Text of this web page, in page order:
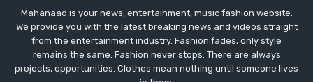
Mahanaad is your news, entertainment, music fashion website.
We provide you with the latest breaking news and videos straight
from the entertainment industry. Fashion fades, only style
remains the same. Fashion never stops. There are always
projects, opportunities. Clothes mean nothing until someone lives